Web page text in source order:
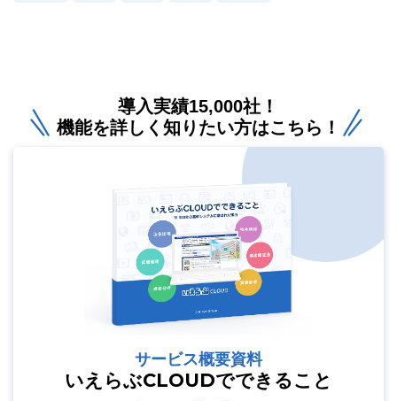
導入実績15,000社！
機能を詳しく知りたい方はこちら！
サービス概要資料
いえらぶCLOUDでできること